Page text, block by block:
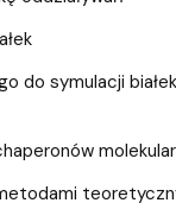
do symulacji